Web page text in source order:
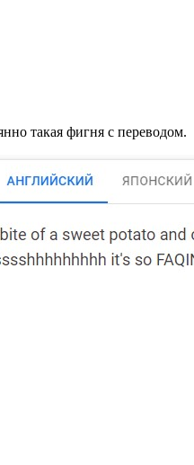
такая фигня с переводом.